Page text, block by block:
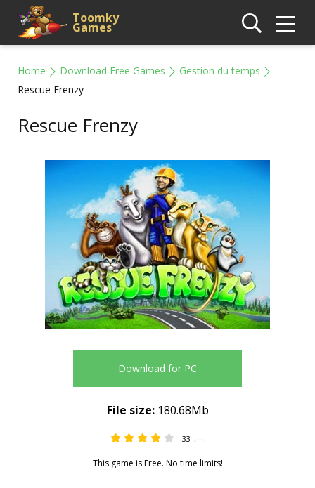
Toomky
Games
Home Download Free Games
Gestion du temps
Rescue Frenzy
Rescue Frenzy
Download for PC
33
This game is Free. No time limits!
File size:180.68Mb